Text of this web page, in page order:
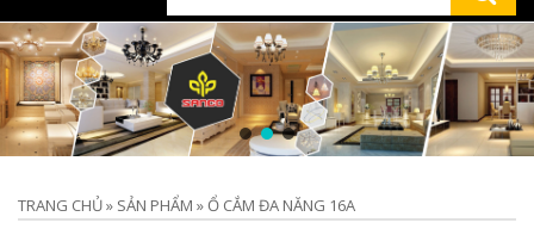
TRANG CHỦ» SẢN PHẨM »Ổ CẮM ĐA NĂNG 16A